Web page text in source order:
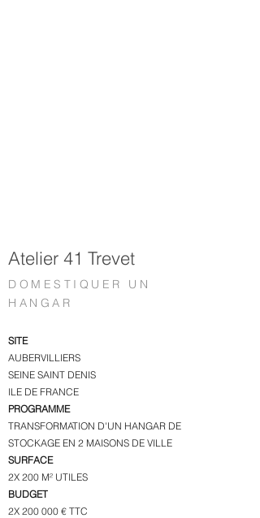
Atelier 41 Trevet
DOMESTIQUER UN
HANGAR
SITE
AUBERVILLIERS
SEINE SAINT DENIS
ILE DE FRANCE
PROGRAMME
TRANSFORMATION D'UN HANGAR DE
STOCKAGE EN 2 MAISONS DE VILLE
SURFACE
2X 200 M² UTILES
BUDGET
2X 200 000 € TTC